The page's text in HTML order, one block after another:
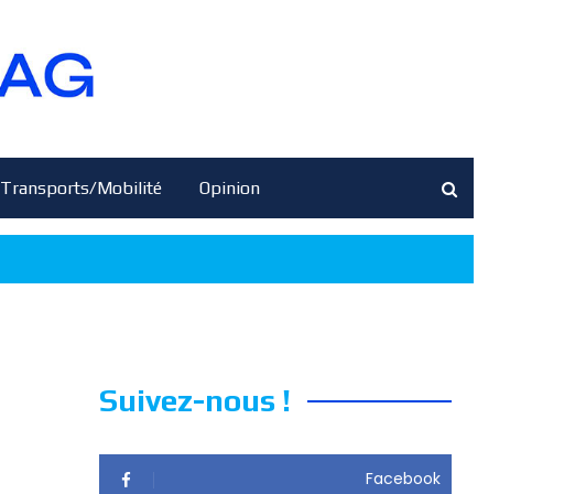
Transports/Mobilité Opinion
Suivez-nous !
Facebook